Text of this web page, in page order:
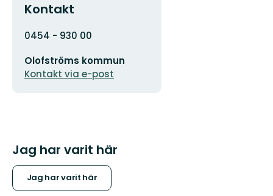
Kontakt
Adress
0454 - 930 00
postadress
Olofströms kommun
Kontakt via e-post
Jag har varit här
Jag har varit här